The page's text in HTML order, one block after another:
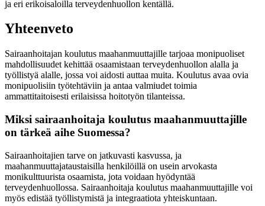
ja eri erikoisaloilla terveydenhuollon kentällä.
Yhteenveto
Sairaanhoitajan koulutus maahanmuuttajille tarjoaa monipuoliset
mahdollisuudet kehittää osaamistaan terveydenhuollon alalla ja
työllistyä alalle, jossa voi aidosti auttaa muita. Koulutus avaa ovia
monipuolisiin työtehtäviin ja antaa valmiudet toimia
ammattitaitoisesti erilaisissa hoitotyön tilanteissa.
Miksi sairaanhoitaja koulutus maahanmuuttajille
on tärkeä aihe Suomessa?
Sairaanhoitajien tarve on jatkuvasti kasvussa, ja
maahanmuuttajataustaisilla henkilöillä on usein arvokasta
monikulttuurista osaamista, jota voidaan hyödyntää
terveydenhuollossa. Sairaanhoitaja koulutus maahanmuuttajille voi
myös edistää työllistymistä ja integraatiota yhteiskuntaan.